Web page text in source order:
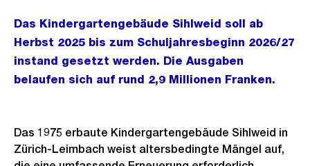
Das Kindergartengebäude Sihlweid soll ab
Herbst 2025 bis zum Schuljahresbeginn 2026/27
instand gesetzt werden. Die Ausgaben
belaufen sich auf rund 2,9 Millionen Franken.
Das 1975 erbaute Kindergartengebäude Sihlweid in
Zürich-Leimbach weist altersbedingte Mängel auf,